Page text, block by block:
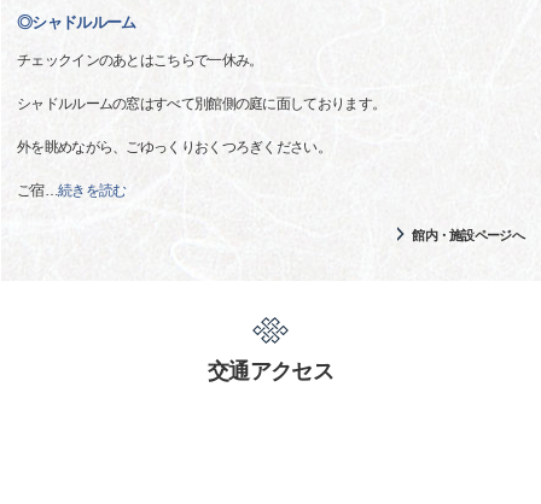
◎シャドルルーム
チェックインのあとはこちらで一休み。
シャドルルームの窓はすべて別館側の庭に面しております。
外を眺めながら、ごゆっくりおくつろぎください。
ご宿… 続きを読む
館内・施設ページへ
交通アクセス